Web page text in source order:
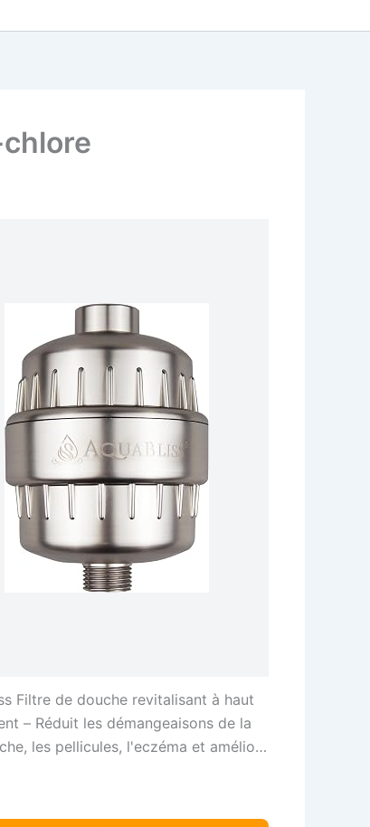
Filtre de douche revitalisant à haut
– Réduit les démangeaisons de la
les pellicules, l'eczéma et améliore
l'état de votre peau, de vos